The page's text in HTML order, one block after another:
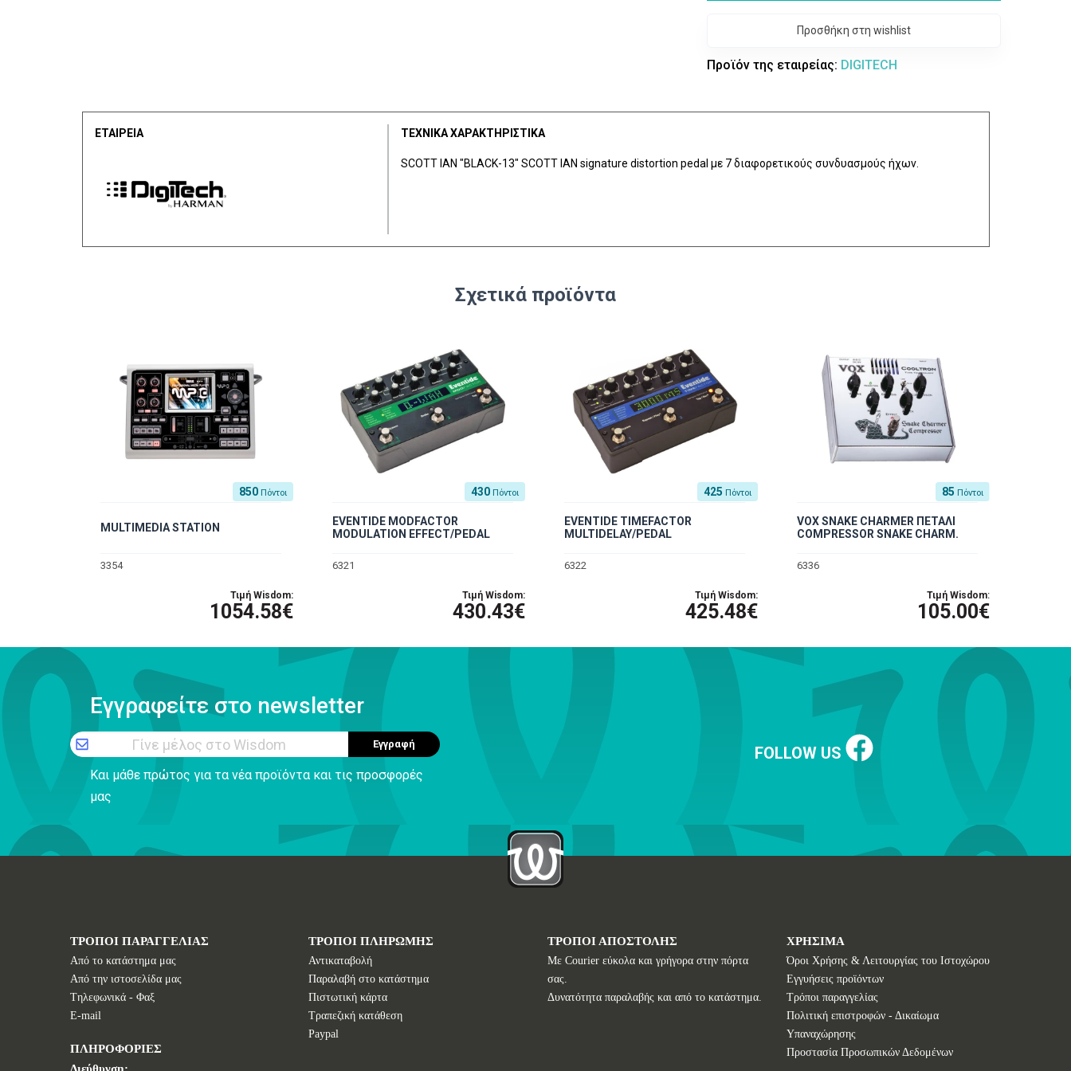
Προσθήκη στη wishlist
Προϊόν της εταιρείας: DIGITECH
ΕΤΑΙΡΕΙΑ ΤΕΧΝΙΚΑ ΧΑΡΑΚΤΗΡΙΣΤΙΚΑ
SCOTT IAN "BLACK-13" SCOTT IAN signature distortion pedal με 7 διαφορετικούς συνδυασμούς ήχων.
Σχετικά προϊόντα
850 Πόντοι
MULTIMEDIA STATION
3354
Τιμή Wisdom:
1054.58€
430 Πόντοι
EVENTIDE MODFACTOR
MODULATION EFFECT/PEDAL
6321
Τιμή Wisdom:
430.43€
425 Πόντοι
EVENTIDE TIMEFACTOR
MULTIDELAY/PEDAL
6322
Τιμή Wisdom:
425.48€
85 Πόντοι
VOX SNAKE CHARMER ΠΕΤΑΛΙ
COMPRESSOR SNAKE CHARM.
6336
Τιμή Wisdom:
105.00€
Εγγραφείτε στο newsletter
Γίνε μέλος στο Wisdom Εγγραφή
Και μάθε πρώτος για τα νέα προϊόντα και τις προσφορές
μας
FOLLOW US
ΤΡΟΠΟΙ ΠΑΡΑΓΓΕΛΙΑΣ
Από το κατάστημα μας
Από την ιστοσελίδα μας
Tηλεφωνικά - Φαξ
E-mail
ΠΛΗΡΟΦΟΡΙΕΣ
Διεύθυνση:
ΤΡΟΠΟΙ ΠΛΗΡΩΜΗΣ
Αντικαταβολή
Παραλαβή στο κατάστημα
Πιστωτική κάρτα
Τραπεζική κατάθεση
Paypal
ΤΡΟΠΟΙ ΑΠΟΣΤΟΛΗΣ
Με Courier εύκολα και γρήγορα στην πόρτα
σας.
Δυνατότητα παραλαβής και από το κατάστημα.
ΧΡΗΣΙΜΑ
Όροι Χρήσης & Λειτουργίας του Ιστοχώρου
Εγγυήσεις προϊόντων
Τρόποι παραγγελίας
Πολιτική επιστροφών - Δικαίωμα
Υπαναχώρησης
Προστασία Προσωπικών Δεδομένων